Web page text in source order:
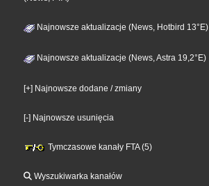
Najnowsze aktualizacje (News, Hotbird 13°E)
Najnowsze aktualizacje (News, Astra 19,2°E)
[+] Najnowsze dodane / zmiany
[-] Najnowsze usunięcia
Tymczasowe kanały FTA (5)
Wyszukiwarka kanałów